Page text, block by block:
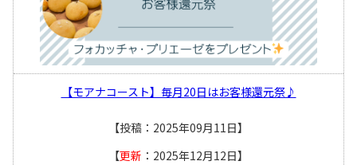
【モアナコースト】毎月20日はお客様還元祭♪
【投稿：2025年09月11日】
【更新 ：2025年12月12日】